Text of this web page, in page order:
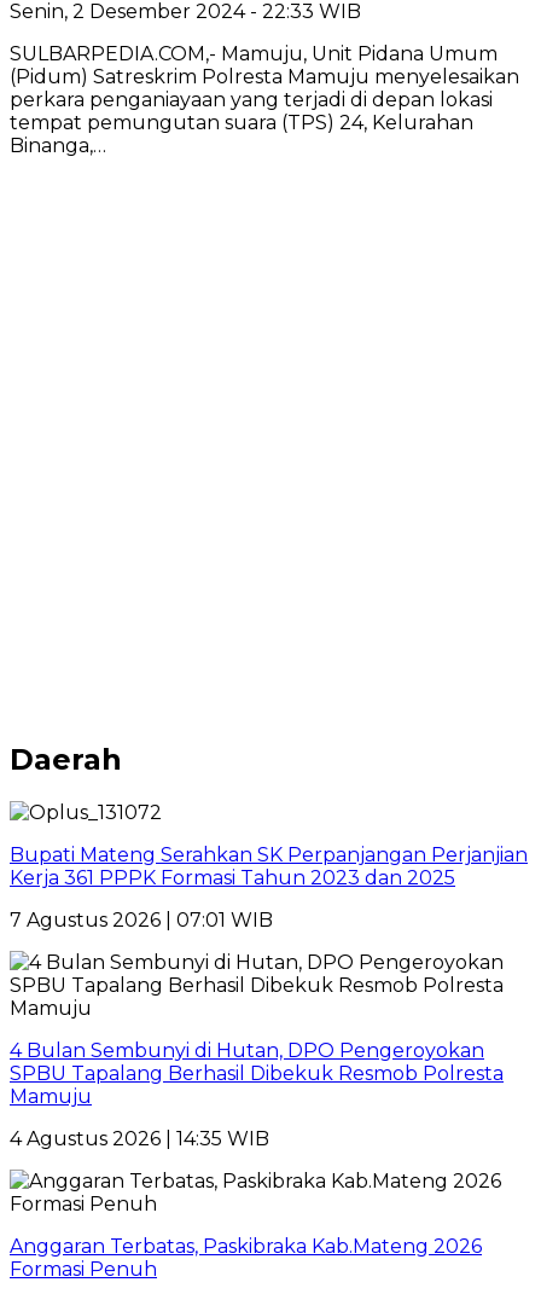
Senin, 2 Desember 2024 - 22:33 WIB
SULBARPEDIA.COM,- Mamuju, Unit Pidana Umum
(Pidum) Satreskrim Polresta Mamuju menyelesaikan
perkara penganiayaan yang terjadi di depan lokasi
tempat pemungutan suara (TPS) 24, Kelurahan
Binanga,…
Daerah
Bupati Mateng Serahkan SK Perpanjangan Perjanjian
Kerja 361 PPPK Formasi Tahun 2023 dan 2025
7 Agustus 2026 | 07:01 WIB
4 Bulan Sembunyi di Hutan, DPO Pengeroyokan
SPBU Tapalang Berhasil Dibekuk Resmob Polresta
Mamuju
4 Agustus 2026 | 14:35 WIB
Anggaran Terbatas, Paskibraka Kab.Mateng 2026
Formasi Penuh